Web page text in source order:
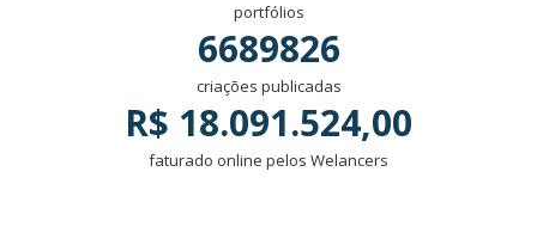
portfólios
6689826
criações publicadas
R$ 18.091.524,00
faturado online pelos Welancers